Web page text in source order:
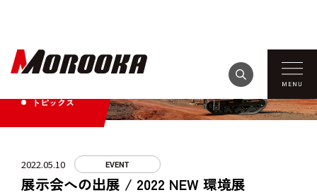
トピックス
2022.05.10 EVENT
展示会への出展 / 2022 NEW 環境展